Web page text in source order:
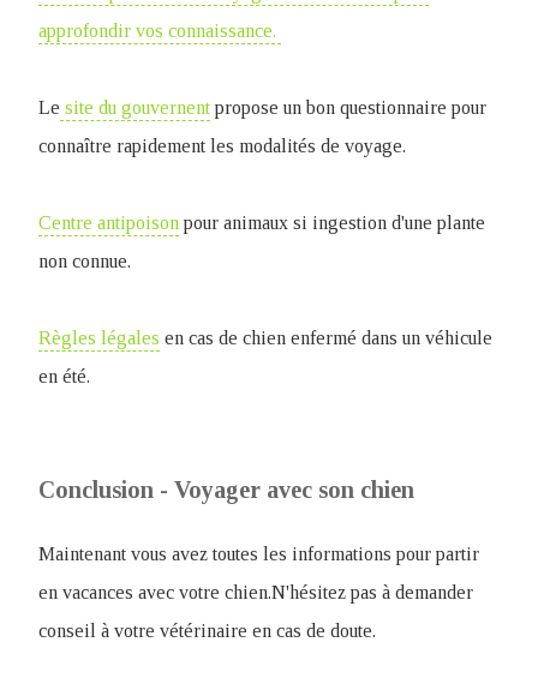
approfondir vos connaissance.
Le site du gouvernent propose un bon questionnaire pour
connaître rapidement les modalités de voyage.
Centre antipoison pour animaux si ingestion d'une plante
non connue.
Règles légales en cas de chien enfermé dans un véhicule
en été.
Conclusion - Voyager avec son chien
Maintenant vous avez toutes les informations pour partir
en vacances avec votre chien.N'hésitez pas à demander
conseil à votre vétérinaire en cas de doute.